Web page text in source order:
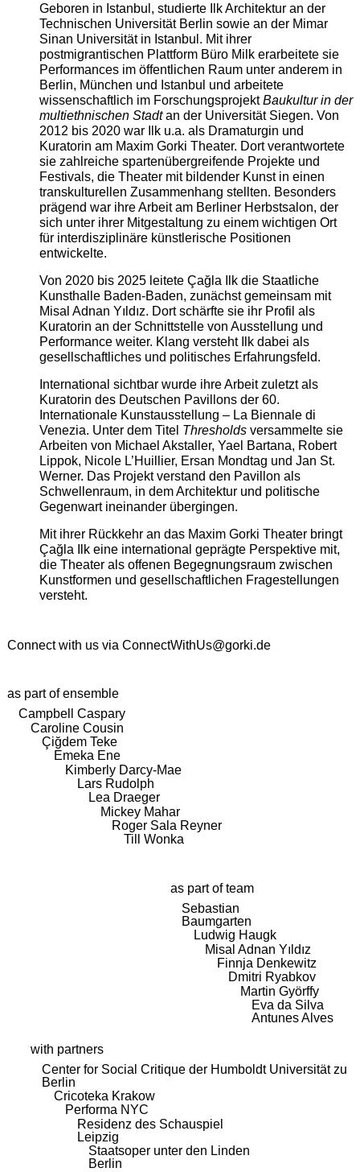
Geboren in Istanbul, studierte Ilk Architektur an der
Technischen Universität Berlin sowie an der Mimar
Sinan Universität in Istanbul. Mit ihrer
postmigrantischen Plattform Büro Milk erarbeitete sie
Performances im öffentlichen Raum unter anderem in
Berlin, München und Istanbul und arbeitete
wissenschaftlich im ForschungsprojektBaukultur in der
multiethnischen Stadtan der Universität Siegen. Von
2012 bis 2020 war Ilk u.a. als Dramaturgin und
Kuratorin am Maxim Gorki Theater. Dort verantwortete
sie zahlreiche spartenübergreifende Projekte und
Festivals, die Theater mit bildender Kunst in einen
transkulturellen Zusammenhang stellten. Besonders
prägend war ihre Arbeit am Berliner Herbstsalon, der
sich unter ihrer Mitgestaltung zu einem wichtigen Ort
für interdisziplinäre künstlerische Positionen
entwickelte.
Von 2020 bis 2025 leitete Çağla Ilk die Staatliche
Kunsthalle Baden-Baden, zunächst gemeinsam mit
Misal Adnan Yıldız. Dort schärfte sie ihr Profil als
Kuratorin an der Schnittstelle von Ausstellung und
Performance weiter. Klang versteht Ilk dabei als
gesellschaftliches und politisches Erfahrungsfeld.
International sichtbar wurde ihre Arbeit zuletzt als
Kuratorin des Deutschen Pavillons der 60.
Internationale Kunstausstellung – La Biennale di
Venezia. Unter dem Titel Thresholdsversammelte sie
Arbeiten von Michael Akstaller, Yael Bartana, Robert
Lippok, Nicole L’Huillier, Ersan Mondtag und Jan St.
Werner. Das Projekt verstand den Pavillon als
Schwellenraum, in dem Architektur und politische
Gegenwart ineinander übergingen.
Mit ihrer Rückkehr an das Maxim Gorki Theater bringt
Çağla Ilk eine international geprägte Perspektive mit,
die Theater als offenen Begegnungsraum zwischen
Kunstformen und gesellschaftlichen Fragestellungen
versteht.
Connect with us via ConnectWithUs@gorki.de
as part of ensemble
Campbell Caspary
Caroline Cousin
Çiğdem Teke
Emeka Ene
Kimberly Darcy-Mae
Lars Rudolph
Lea Draeger
Mickey Mahar
Roger Sala Reyner
Till Wonka
as part of team
Sebastian
Baumgarten
Ludwig Haugk
Misal Adnan Yıldız
Finnja Denkewitz
Dmitri Ryabkov
Martin Györffy
Eva da Silva
Antunes Alves
with partners
Center for Social Critique der Humboldt Universität zu
Berlin
Cricoteka Krakow
Performa NYC
Residenz des Schauspiel
Leipzig
Staatsoper unter den Linden
Berlin